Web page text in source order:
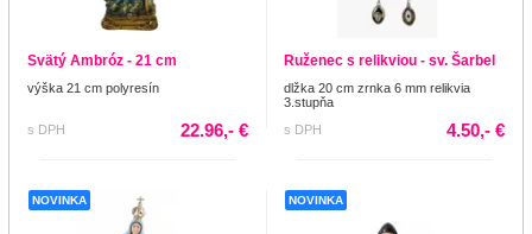
Svätý Ambróz - 21 cm
výška 21 cm polyresín
s DPH 22.96,- €
Ruženec s relikviou - sv. Šarbel
dlžka 20 cm zrnka 6 mm relikvia
3.stupňa
s DPH
4.50,- €
NOVINKA NOVINKA